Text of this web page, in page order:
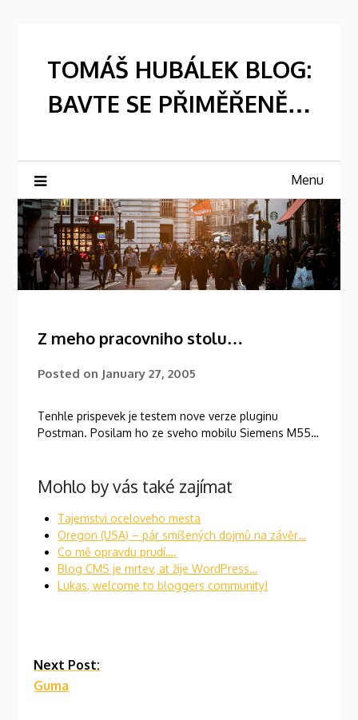
TOMÁŠ HUBÁLEK BLOG:
BAVTE SE PŘIMĚŘENĚ…
Menu
Z meho pracovniho stolu…
Posted on January 27, 2005
Tenhle prispevek je testem nove verze pluginu
Postman. Posilam ho ze sveho mobilu Siemens M55…
Mohlo by vás také zajímat
Tajemstvi oceloveho mesta
Oregon (USA) – pár smíšených dojmů na závěr…
Co mě opravdu prudí….
Blog CMS je mrtev, at žije WordPress…
Lukas, welcome to bloggers community!
Continue
Reading
Next Post:
Guma